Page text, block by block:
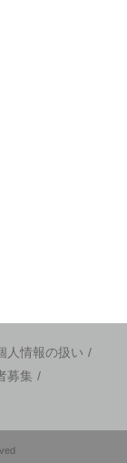
人情報の扱い /
募集 /